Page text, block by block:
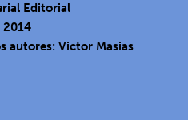
Editorial
2014
autores: Victor Masias